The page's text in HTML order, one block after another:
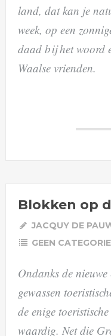
land, dat kan je
week, op een
daad bij het woord
Waalse vrienden.
Blokken op
JACQUY DE
GEEN CATEGORIE
Ondanks de
gewassen
de enige
waardig. Net die